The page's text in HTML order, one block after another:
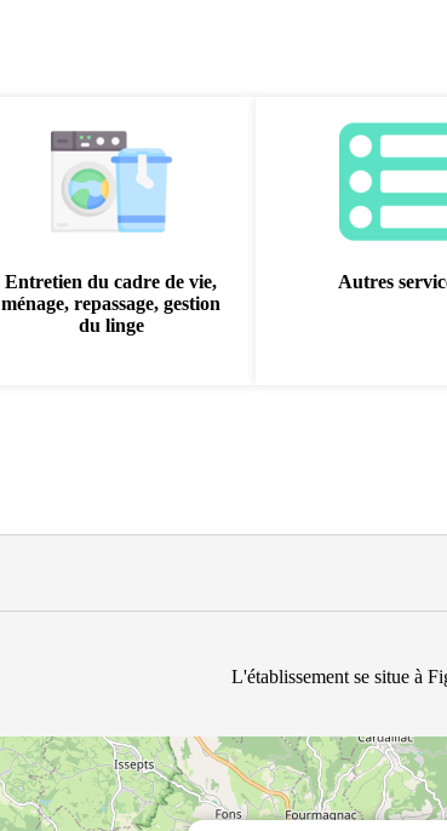
Entretien du cadre de vie,
ménage, repassage, gestion
du linge
Autres
L'établissement se situe à